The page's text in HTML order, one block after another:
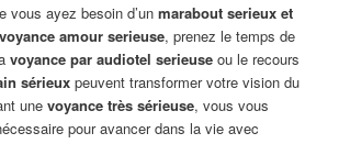
vous ayez besoin d’unmarabout serieux et
voyance amour serieuse, prenez le temps de
voyance par audiotel serieuse ou le recours
sérieux peuvent transformer votre vision du
unevoyance très sérieuse, vous vous
pour avancer dans la vie avec